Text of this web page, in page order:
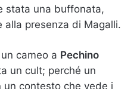
stata una buffonata,
alla presenza di Magalli.
cameo a Pechino
un cult; perché un
contesto che vede i